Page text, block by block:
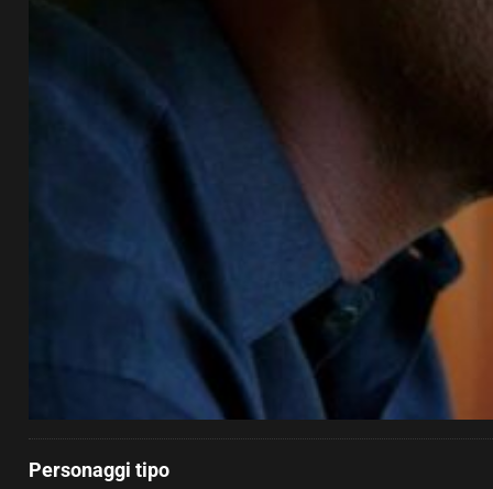
Personaggi tipo